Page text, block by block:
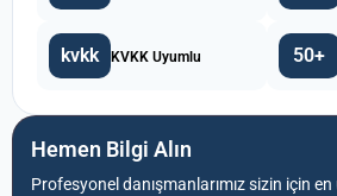
kvkk KVKK Uyumlu 50+
Hemen Bilgi Alın
Profesyonel danışmanlarımız sizin için